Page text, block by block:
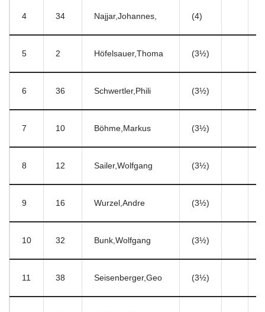
4 34 Najjar,Johannes, (4)
5 2 Höfelsauer,Thoma (3½)
6 36 Schwertler,Phili (3½)
7 10 Böhme,Markus (3½)
8 12 Sailer,Wolfgang (3½)
9 16 Wurzel,Andre (3½)
10 32 Bunk,Wolfgang (3½)
11 38 Seisenberger,Geo (3½)